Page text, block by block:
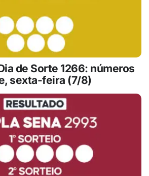
de Sorte 1266: números
sexta-feira (7/8)